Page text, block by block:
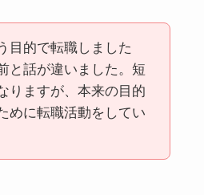
目的で転職しました
と話が違いました。短
りますが、本来の目的
めに転職活動をしてい